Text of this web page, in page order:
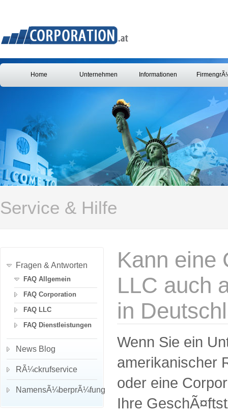
Home Unternehmen Informationen
Service & Hilfe
Kann eine
LLC auch
in
Wenn Sie ein
amerikanischer
oder eine
Ihre
Fragen & Antworten
FAQ Allgemein
FAQ Corporation
FAQ LLC
FAQ Dienstleistungen
News Blog
RÃ¼ckrufservice
NamensÃ¼berprÃ¼fung